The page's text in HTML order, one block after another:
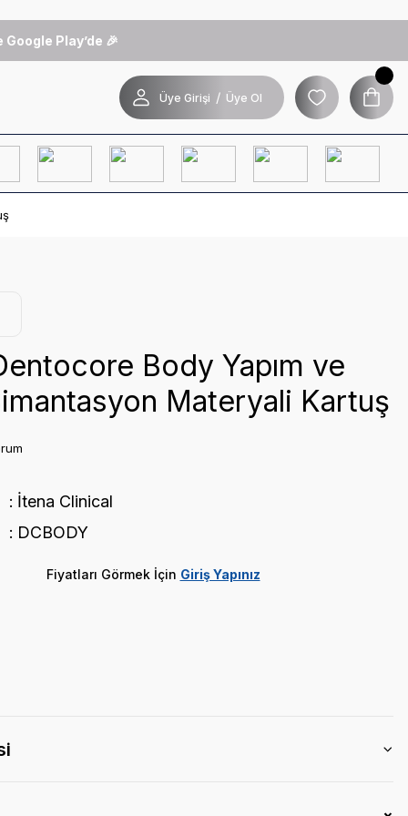
Play’de 🎉
Üye Girişi / Üye Ol
Body Yapım ve
Materyali Kartuş
İtena Clinical
DCBODY
Fiyatları Görmek İçin Giriş Yapınız